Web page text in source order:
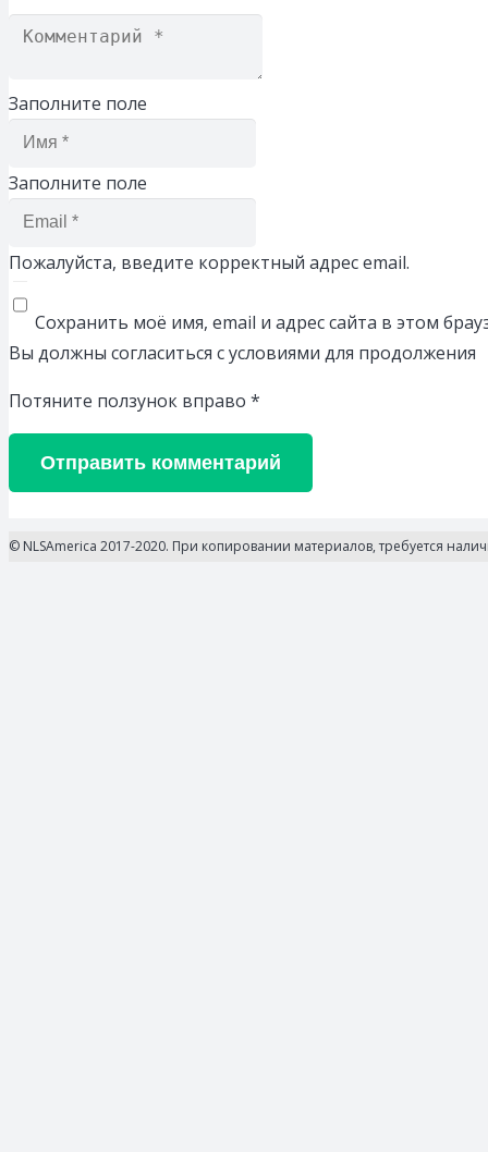
Заполните поле
Заполните поле
Пожалуйста, введите корректный адрес email.
Сохранить моё имя, email и адрес сайта в этом
Вы должны согласиться с условиями для продолжения
Потяните ползунок вправо *
Отправить комментарий
© NLSAmerica 2017-2020. При копировании материалов, требуется